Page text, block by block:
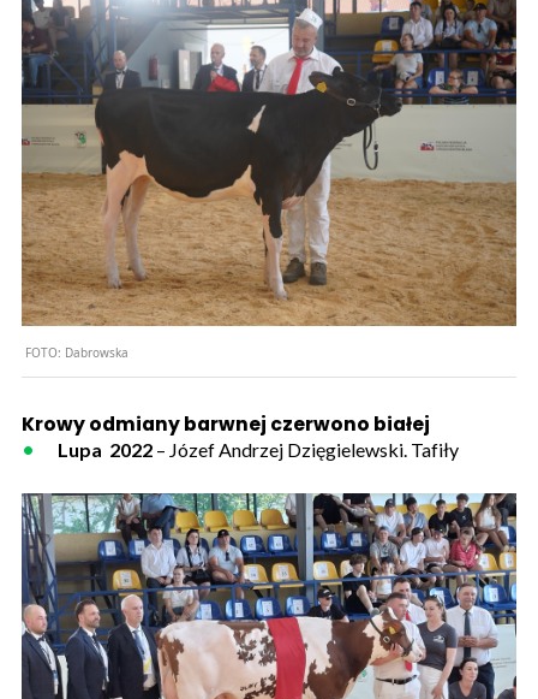
FOTO: Dabrowska
Krowyodmiany barwnej czerwono białej
Lupa 2022 – Józef Andrzej Dzięgielewski. Tafiły